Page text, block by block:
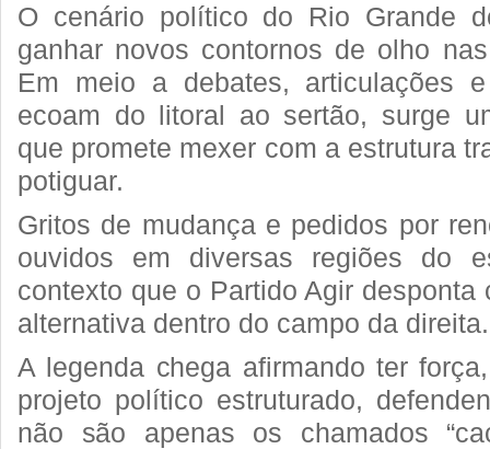
O cenário político do Rio Grande
ganhar novos contornos de olho
Em meio a debates, articulações
ecoam do litoral ao sertão, surge
que promete mexer com a estrutura
potiguar.
Gritos de mudança e pedidos por
ouvidos em diversas regiões do
contexto que o Partido Agir
alternativa dentro do campo da direita.
A legenda chega afirmando ter
projeto político estruturado,
não são apenas os chamados